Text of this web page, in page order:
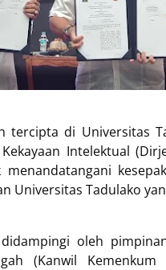
tercipta di Universitas
Intelektual
Universitas Tadulako
oleh
(Kanwil